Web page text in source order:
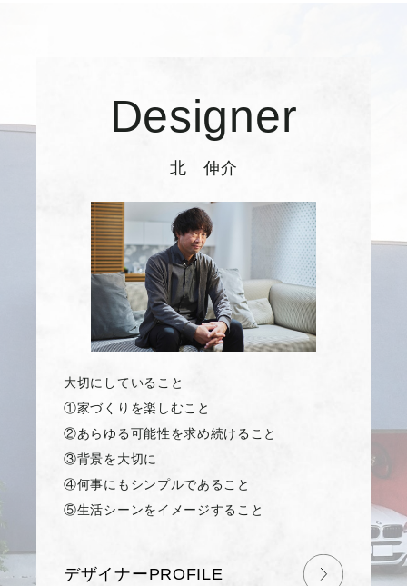
Designer
北 伸介
大切にしていること
①家づくりを楽しむこと
②あらゆる可能性を求め続けること
③背景を大切に
④何事にもシンプルであること
⑤生活シーンをイメージすること
デザイナーPROFILE